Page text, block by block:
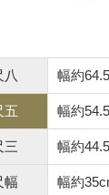
八 幅約
五 幅約
三 幅約
幅 幅約